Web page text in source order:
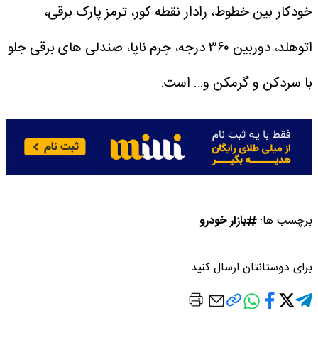
خطوط، رادار نقطه کور، ترمز پارک برقی،
اتوهلد، دوربین ۳۶۰ درجه، چرم ناپا، صندلی های برقی جلو
و گرمکن و… است.
بازار خودرو
ارسال کنید